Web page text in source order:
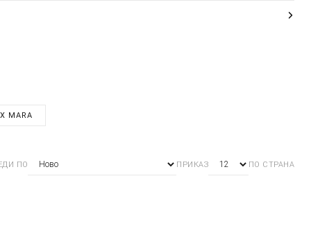
MARA
ПО ПРИКАЗ ПО СТРАНА